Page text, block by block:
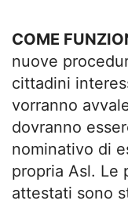
COME
nuove
cittadini
vorranno
dovranno
nominativo di
propria Asl. Le
attestati sono